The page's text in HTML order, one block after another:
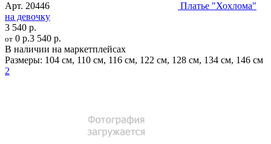
Арт. 20446
Платье "Хохлома"
на девочку
3 540 р.
от 0 р.3 540 р.
В наличии на маркетплейсах
Размеры: 104 см, 110 см, 116 см, 122 см, 128 см, 134 см, 146 см
2